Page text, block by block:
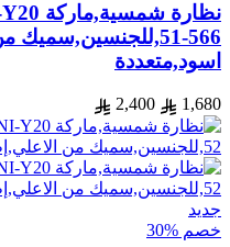
566-
اسود,متعددة
1,680
2,400
جديد
خصم %30